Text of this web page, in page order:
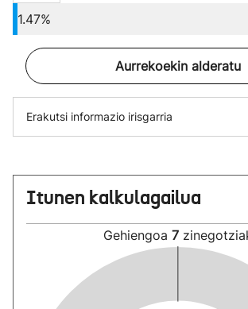
1.47%
Aurrekoekin alderatu
Erakutsi informazio irisgarria
Itunen kalkulagailua
Gehiengoa 7